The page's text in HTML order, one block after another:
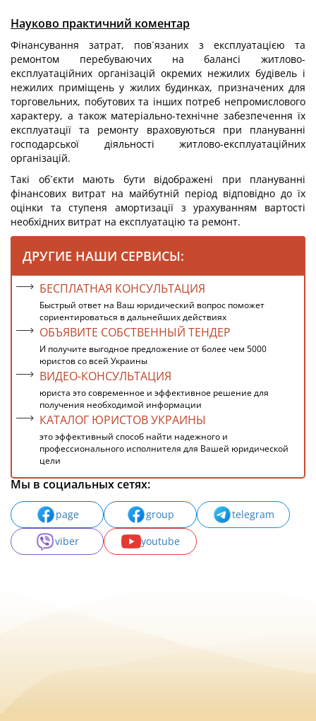
Науково практичний коментар
Фінансування затрат, пов´язаних з експлуатацією та
ремонтом перебуваючих на балансі житлово-
експлуатаційних організацій окремих нежилих будівель і
нежилих приміщень у жилих будинках, призначених для
торговельних, побутових та інших потреб непромислового
характеру, а також матеріально-технічне забезпечення їх
експлуатації та ремонту враховуються при плануванні
господарської діяльності житлово-експлуатаційних
організацій.
Такі об´єкти мають бути відображені при плануванні
фінансових витрат на майбутній період відповідно до їх
оцінки та ступеня амортизації з урахуванням вартості
необхідних витрат на експлуатацію та ремонт.
ДРУГИЕ НАШИ СЕРВИСЫ:
БЕСПЛАТНАЯ КОНСУЛЬТАЦИЯ
Быстрый ответ на Ваш юридический вопрос поможет
сориентироваться в дальнейших действиях
ОБЪЯВИТЕ СОБСТВЕННЫЙ ТЕНДЕР
И получите выгодное предложение от более чем 5000
юристов со всей Украины
ВИДЕО-КОНСУЛЬТАЦИЯ
юриста это современное и эффективное решение для
получения необходимой информации
КАТАЛОГ ЮРИСТОВ УКРАИНЫ
это эффективный способ найти надежного и
профессионального исполнителя для Вашей юридической
цели
Мы в социальных сетях:
page group
telegram
viber
youtube